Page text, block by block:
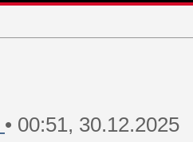
• 00:51, 30.12.2025